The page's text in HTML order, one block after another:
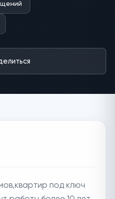
под ключ